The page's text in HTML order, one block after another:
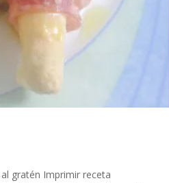
gratén Imprimir receta